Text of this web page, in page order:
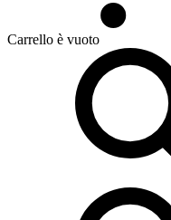
Carrello è vuoto